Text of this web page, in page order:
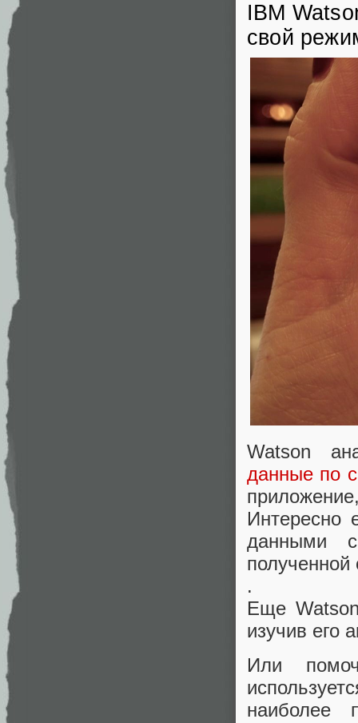
IBM
свой
Watson
данные по
Интересно
данными
полученной
.
Еще
изучив его
Или
наиболее